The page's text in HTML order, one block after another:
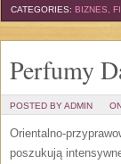
CATEGORIES: BIZNES,
Perfumy
POSTED BY ADMIN
Orientalno-
poszukują